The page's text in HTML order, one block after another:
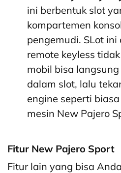
ini berbentuk slot
kompartemen
pengemudi. SLot
remote keyless
mobil bisa
dalam slot, lalu
engine seperti
mesin New Pajero
Fitur New Pajero Sport
Fitur lain yang bisa